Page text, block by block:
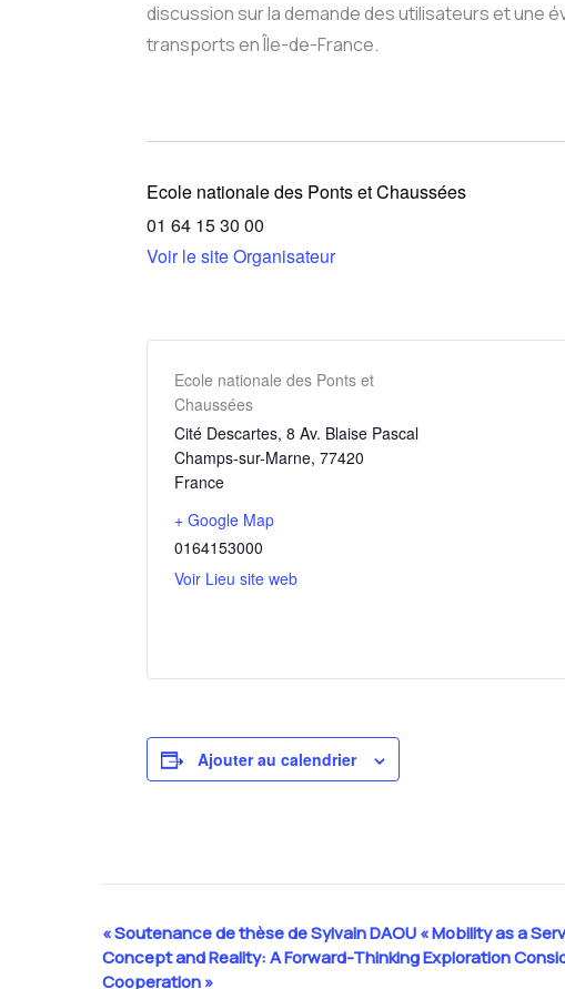
discussion sur la demande des utilisateurs et une
transports en Île-de-France.
Ecole nationale des Ponts et Chaussées
01 64 15 30 00
Voir le site Organisateur
Ecole nationale des Ponts et
Chaussées
Cité Descartes, 8 Av. Blaise Pascal
Champs-sur-Marne, 77420
France
+ Google Map
0164153000
Voir Lieu site web
Ajouter au calendrier
Navigation
Évènement
«Soutenance de thèse de Sylvain DAOU « Mobility as a
Concept and Reality: A Forward-Thinking Exploration
Cooperation »